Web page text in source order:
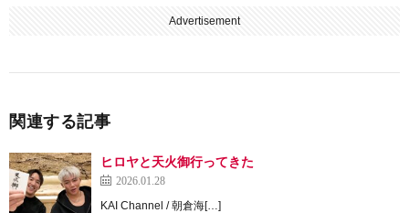
Advertisement
関連する記事
ヒロヤと天火御行ってきた
2026.01.28
KAI Channel / 朝倉海[…]